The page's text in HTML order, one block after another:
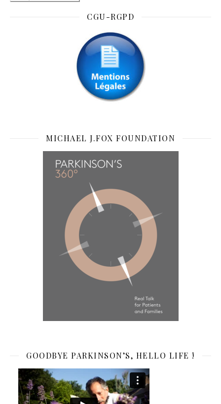
CGU-RGPD
MICHAEL J.FOX FOUNDATION
GOODBYE PARKINSON’S, HELLO LIFE !